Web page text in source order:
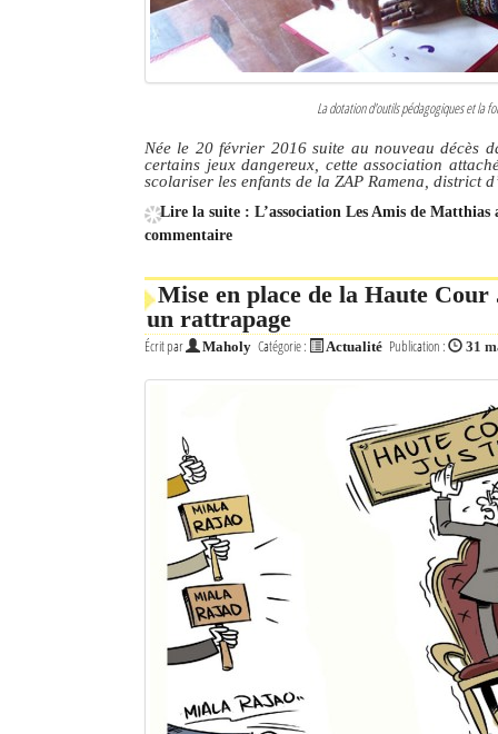
La dotation d'outils pédagogiques et la
Née le 20 février 2016 suite au nouveau décès
certains jeux dangereux, cette association
scolariser les enfants de la ZAP Ramena, district
Lire la suite : L’association Les Amis de
commentaire
Mise en place de la Haute
un rattrapage
Écrit par Maholy Catégorie : Actualité Publication : 31